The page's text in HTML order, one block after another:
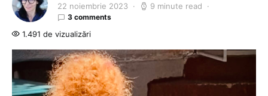
22 noiembrie 2023 9 minute read
3 comments
1.491 de vizualizări